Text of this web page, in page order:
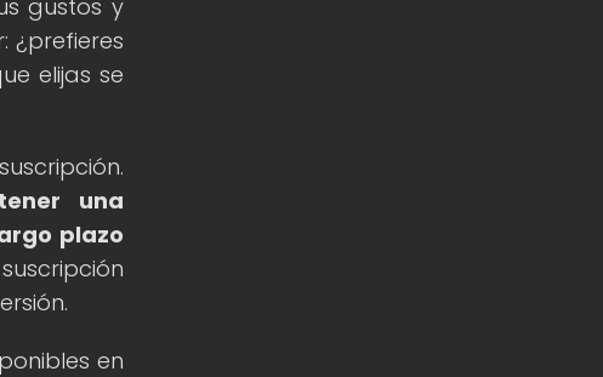
gustos y
¿prefieres
elijas se
una
plazo
en